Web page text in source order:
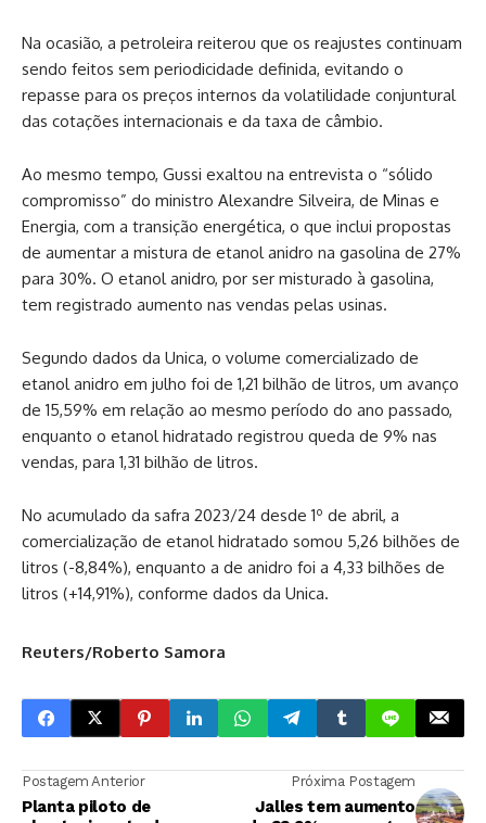
Na ocasião, a petroleira reiterou que os reajustes continuam
sendo feitos sem periodicidade definida, evitando o
repasse para os preços internos da volatilidade conjuntural
das cotações internacionais e da taxa de câmbio.
Ao mesmo tempo, Gussi exaltou na entrevista o “sólido
compromisso” do ministro Alexandre Silveira, de Minas e
Energia, com a transição energética, o que inclui propostas
de aumentar a mistura de etanol anidro na gasolina de 27%
para 30%. O etanol anidro, por ser misturado à gasolina,
tem registrado aumento nas vendas pelas usinas.
Segundo dados da Unica, o volume comercializado de
etanol anidro em julho foi de 1,21 bilhão de litros, um avanço
de 15,59% em relação ao mesmo período do ano passado,
enquanto o etanol hidratado registrou queda de 9% nas
vendas, para 1,31 bilhão de litros.
No acumulado da safra 2023/24 desde 1º de abril, a
comercialização de etanol hidratado somou 5,26 bilhões de
litros (-8,84%), enquanto a de anidro foi a 4,33 bilhões de
litros (+14,91%), conforme dados da Unica.
Reuters/Roberto Samora
Postagem Anterior
Planta piloto de
Próxima Postagem
Jalles tem aumento